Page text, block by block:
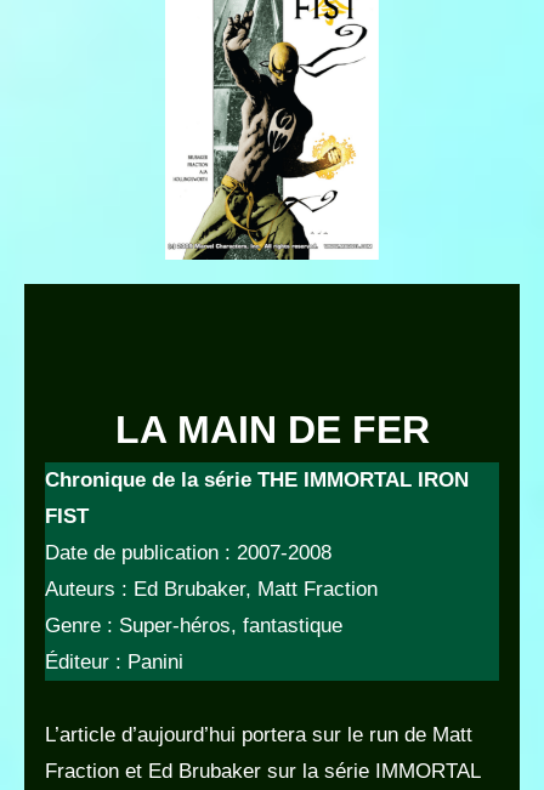
LA MAIN DE FER
Chronique de la série THE IMMORTAL IRON
FIST
Date de publication : 2007-2008
Auteurs : Ed Brubaker, Matt Fraction
Genre : Super-héros, fantastique
Éditeur : Panini
L’article d’aujourd’hui portera sur le run de Matt
Fraction et Ed Brubaker sur la série IMMORTAL